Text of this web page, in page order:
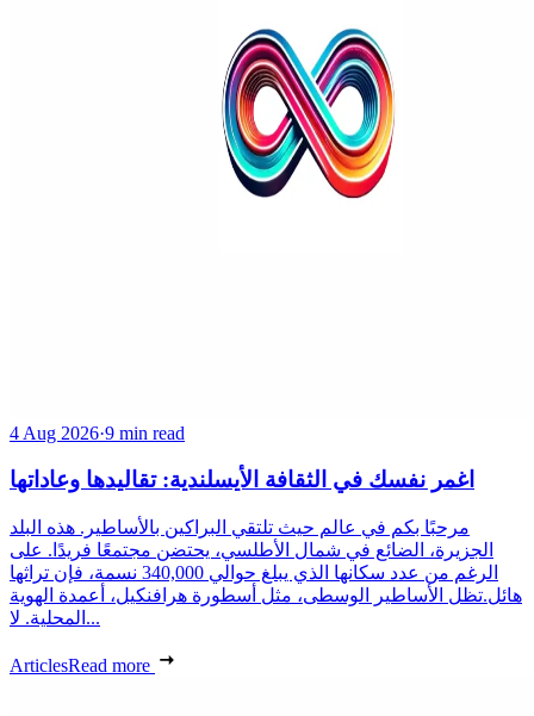
4 Aug 2026·9 min read
اغمر نفسك في الثقافة الأيسلندية: تقاليدها وعاداتها
مرحبًا بكم في عالم حيث تلتقي البراكين بالأساطير. هذه البلد
الجزيرة، الضائع في شمال الأطلسي، يحتضن مجتمعًا فريدًا. على
الرغم من عدد سكانها الذي يبلغ حوالي 340,000 نسمة، فإن تراثها
هائل.تظل الأساطير الوسطى، مثل أسطورة هرافنكيل، أعمدة الهوية
المحلية. لا...
ArticlesRead more